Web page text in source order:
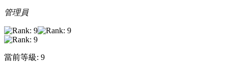
管理員
當前等級: 9